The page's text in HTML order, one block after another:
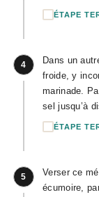
ÉTAPE
4
Dans un
froide, y
marinade.
sel jusqu’à
ÉTAPE
5
Verser ce
écumoire,